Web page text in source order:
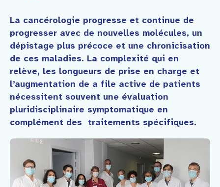
Faire un don
Contact
La cancérologie progresse et continue de
progresser avec de nouvelles molécules, un
dépistage plus précoce et une chronicisation
de ces maladies. La complexité qui en
relève, les longueurs de prise en charge et
l’augmentation de a file active de patients
nécessitent souvent une évaluation
pluridisciplinaire symptomatique en
complément des traitements spécifiques.